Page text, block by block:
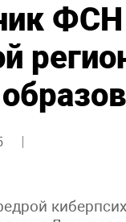
ФСН